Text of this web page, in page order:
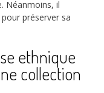
Néanmoins, il
préserver sa
ethnique
collection